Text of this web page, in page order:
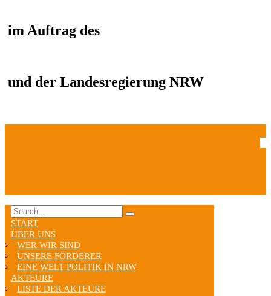
im Auftrag des
und der Landesregierung NRW
START
ÜBER UNS
WER WIR SIND
UNSERE FÖRDERER
EINE WELT POLITIK IN NRW
AKTEURE
LISTE DER AKTEURE